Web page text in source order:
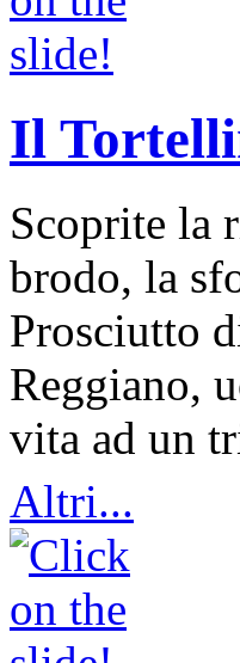
Il
Scoprite la
brodo, la
Prosciutto
Reggiano,
vita ad un
Altri...